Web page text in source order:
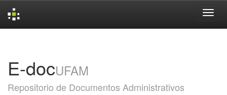
E-docUFAM
Repositorio de Documentos Administrativos